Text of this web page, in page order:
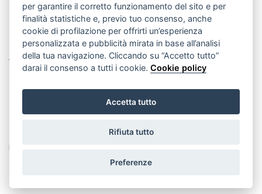
CONTATTI
Old England S.r.l.
Via Guglielmo Marconi, 21
info@oldenglandsrl.com
per garantire il corretto funzionamento del sito e per
finalità statistiche e, previo tuo consenso, anche
cookie di profilazione per offrirti un’esperienza
personalizzata e pubblicità mirata in base all’analisi
della tua navigazione. Cliccando su “Accetto tutto”
darai il consenso a tutti i cookie.Cookie policy
Accetta tutto
Rifiuta tutto
Preferenze